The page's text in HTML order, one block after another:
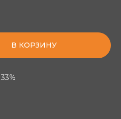
В КОРЗИНУ